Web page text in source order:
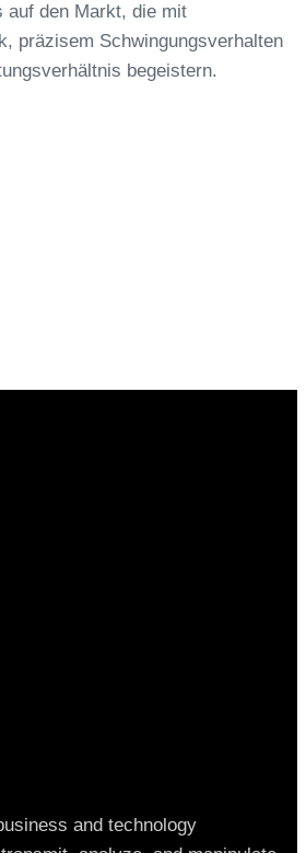
auf den Markt, die mit
präzisem Schwingungsverhalten
begeistern.
and technology